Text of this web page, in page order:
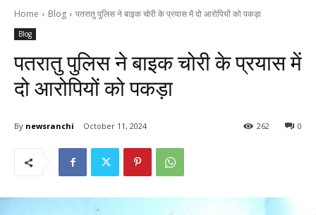
Home Blog पतरातु पुलिस ने बाइक चोरी के प्रयास में दो आरोपियों को पकड़ा
Blog
पतरातु पुलिस ने बाइक चोरी के प्रयास में
दो आरोपियों को पकड़ा
By newsranchi October 11, 2024 0
262